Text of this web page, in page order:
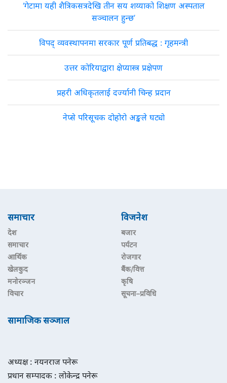
‘गेटामा यही शैत्रिकसत्रदेखि तीन सय शय्याको शिक्षण अस्पताल
सञ्चालन हुन्छ’
विपद् व्यवस्थापनमा सरकार पूर्ण प्रतिबद्ध : गृहमन्त्री
उत्तर कोरियाद्वारा क्षेप्यास्त्र प्रक्षेपण
प्रहरी अधिकृतलाई दर्ज्यानी चिन्ह प्रदान
नेप्से परिसूचक दोहोरो अङ्कले घट्यो
समाचार
देश
समाचार
आर्थिक
खेलकुद
मनोरञ्जन
विचार
विजनेश
बजार
पर्यटन
रोजगार
बैंक/वित्त
कृषि
सूचना–प्रविधि
सामाजिक सञ्जाल
अध्यक्ष : नयनराज पनेरू
प्रधान सम्पादक : लोकेन्द्र पनेरू